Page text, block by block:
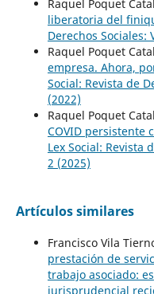
Raquel Poquet
liberatoria del
Derechos Sociales:
Raquel Poquet
empresa. Ahora,
Social: Revista de
(2022)
Raquel Poquet
COVID persistente
Lex Social: Revista
2 (2025)
Artículos similares
Francisco Vila
prestación de
trabajo asociado:
jurisprudencial